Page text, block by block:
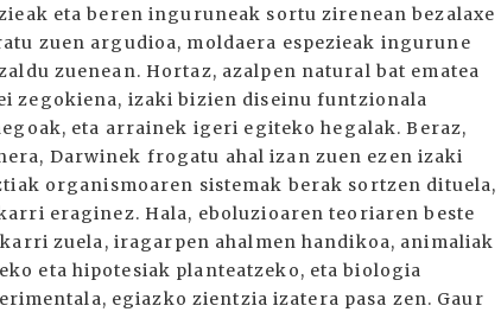
eta beren inguruneak sortu zirenean bezalaxe
zuen argudioa, moldaera espezieak ingurune
zuenean. Hortaz, azalpen natural bat ematea
zegokiena, izaki bizien diseinu funtzionala
eta arrainek igeri egiteko hegalak. Beraz,
Darwinek frogatu ahal izan zuen ezen izaki
organismoaren sistemak berak sortzen dituela,
eraginez. Hala, eboluzioaren teoriaren beste
zuela, iragarpen ahalmen handikoa, animaliak
eta hipotesiak planteatzeko, eta biologia
egiazko zientzia izatera pasa zen. Gaur